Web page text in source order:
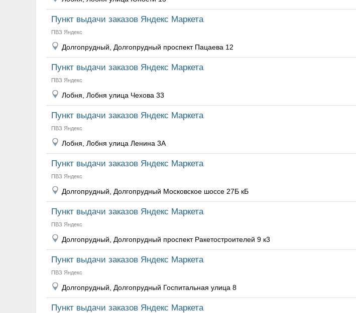
Пункт выдачи заказов Яндекс Маркета
ПВЗ Яндекс
Долгопрудный, Долгопрудный проспект Пацаева 12
Пункт выдачи заказов Яндекс Маркета
ПВЗ Яндекс
Лобня, Лобня улица Чехова 33
Пункт выдачи заказов Яндекс Маркета
ПВЗ Яндекс
Лобня, Лобня улица Ленина 3А
Пункт выдачи заказов Яндекс Маркета
ПВЗ Яндекс
Долгопрудный, Долгопрудный Московское шоссе 27Б кБ
Пункт выдачи заказов Яндекс Маркета
ПВЗ Яндекс
Долгопрудный, Долгопрудный проспект Ракетостроителей 9 к3
Пункт выдачи заказов Яндекс Маркета
ПВЗ Яндекс
Долгопрудный, Долгопрудный Госпитальная улица 8
Пункт выдачи заказов Яндекс Маркета